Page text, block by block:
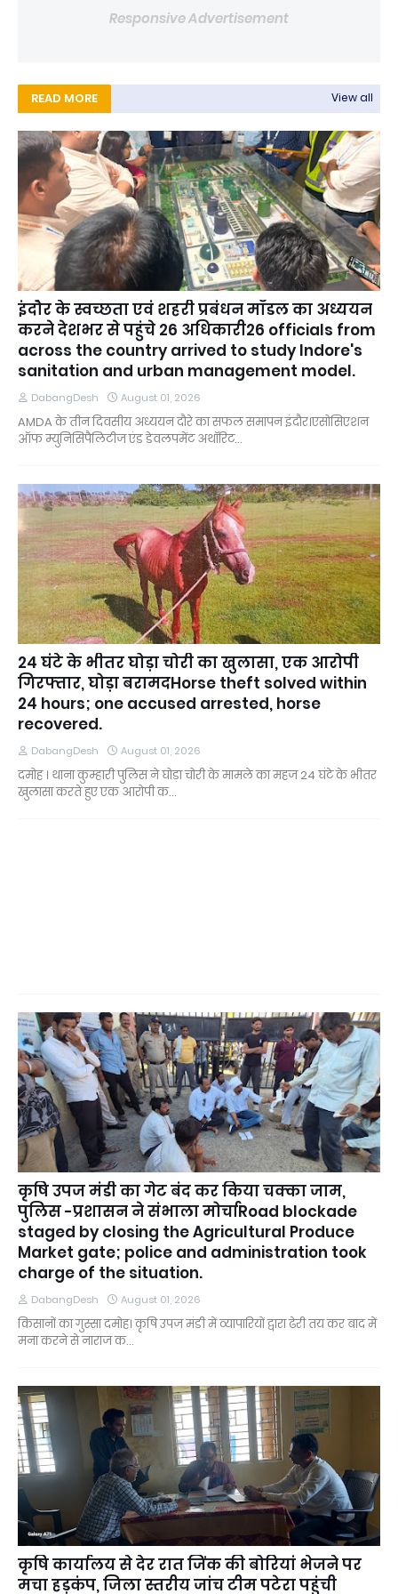
Responsive Advertisement
READ MORE View all
इंदौर के स्वच्छता एवं शहरी प्रबंधन मॉडल का अध्ययन
करने देशभर से पहुंचे 26 अधिकारी26 officials from
across the country arrived to study Indore's
sanitation and urban management model.
DabangDesh August 01, 2026
AMDA के तीन दिवसीय अध्ययन दौरे का सफल समापन इंदौर।एसोसिएशन
ऑफ म्युनिसिपैलिटीज एंड डेवलपमेंट अथॉरिट…
24 घंटे के भीतर घोड़ा चोरी का खुलासा, एक आरोपी
गिरफ्तार, घोड़ा बरामदHorse theft solved within
24 hours; one accused arrested, horse
recovered.
DabangDesh August 01, 2026
दमोह । थाना कुम्हारी पुलिस ने घोड़ा चोरी के मामले का महज 24 घंटे के भीतर
खुलासा करते हुए एक आरोपी क…
कृषि उपज मंडी का गेट बंद कर किया चक्का जाम,
पुलिस -प्रशासन ने संभाला मोर्चाRoad blockade
staged by closing the Agricultural Produce
Market gate; police and administration took
charge of the situation.
DabangDesh August 01, 2026
किसानों का गुस्सा दमोह। कृषि उपज मंडी में व्यापारियों द्वारा ढेरी तय कर बाद में
मना करने से नाराज क…
कृषि कार्यालय से देर रात जिंक की बोरियां भेजने पर
मचा हड़कंप, जिला स्तरीय जांच टीम पटेरा पहुंची